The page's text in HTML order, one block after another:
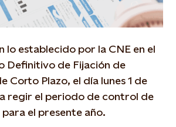
lo establecido por la CNE en el
Definitivo de Fijación de
Corto Plazo, el día lunes 1 de
regir el periodo de control de
el presente año.